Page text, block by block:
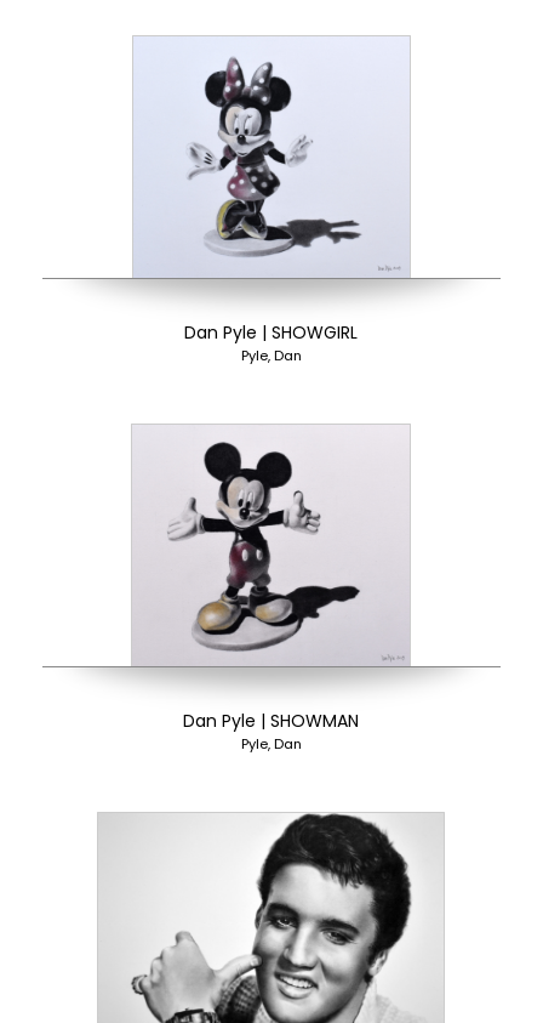
Dan Pyle | SHOWGIRL
Pyle, Dan
Dan Pyle | SHOWMAN
Pyle, Dan